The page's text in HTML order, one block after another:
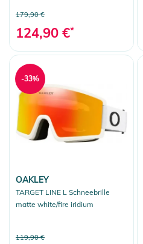
179,90 €
124,90 €*
OAKLEY
TARGET LINE L Schneebrille
matte white/fire iridium
119,90 €
-33%